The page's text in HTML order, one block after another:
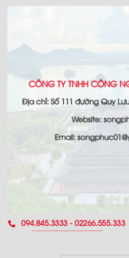
CÔNG TY TNHH CÔNG
Địa chỉ: Số 111 đường Quy
Website:
Email:
094.845.3333 - 02266.555.333